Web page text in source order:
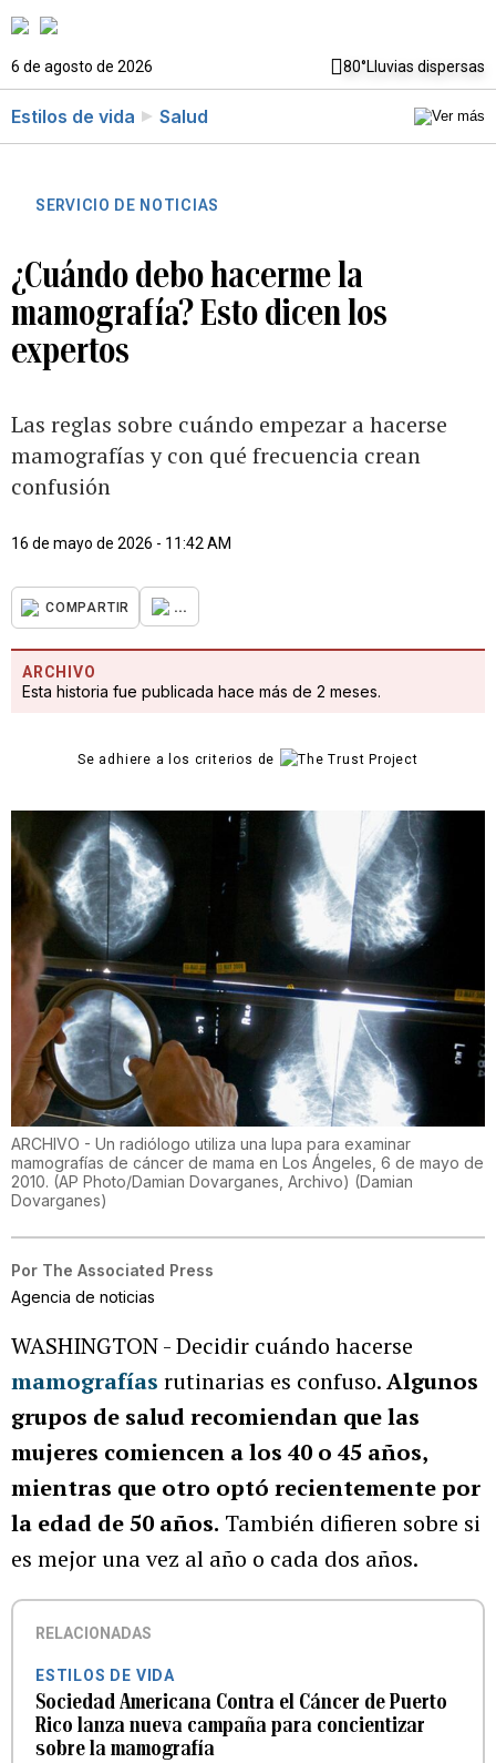
6 de agosto de 2026 80°Lluvias dispersas
Estilos de vida Salud
SERVICIO DE NOTICIAS
¿Cuándo debo hacerme la
mamografía? Esto dicen los
expertos
Las reglas sobre cuándo empezar a hacerse
mamografías y con qué frecuencia crean
confusión
16 de mayo de 2026 - 11:42 AM
COMPARTIR ...
ARCHIVO
Esta historia fue publicada hace más de 2 meses.
Se adhiere a los criterios de
ARCHIVO - Un radiólogo utiliza una lupa para examinar
mamografías de cáncer de mama en Los Ángeles, 6 de mayo de
2010. (AP Photo/Damian Dovarganes, Archivo) (Damian
Dovarganes)
Por The Associated Press
Agencia de noticias
WASHINGTON - Decidir cuándo hacerse
mamografías rutinarias es confuso.Algunos
grupos de salud recomiendan que las
mujeres comiencen a los 40 o 45 años,
mientras que otro optó recientemente por
la edad de 50 años. También difieren sobre si
es mejor una vez al año o cada dos años.
RELACIONADAS
ESTILOS DE VIDA
Sociedad Americana Contra el Cáncer de Puerto
Rico lanza nueva campaña para concientizar
sobre la mamografía